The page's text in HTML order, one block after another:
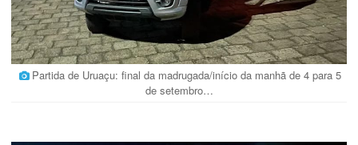
Partida de Uruaçu: final da madrugada/início da manhã de 4 para 5
de setembro…